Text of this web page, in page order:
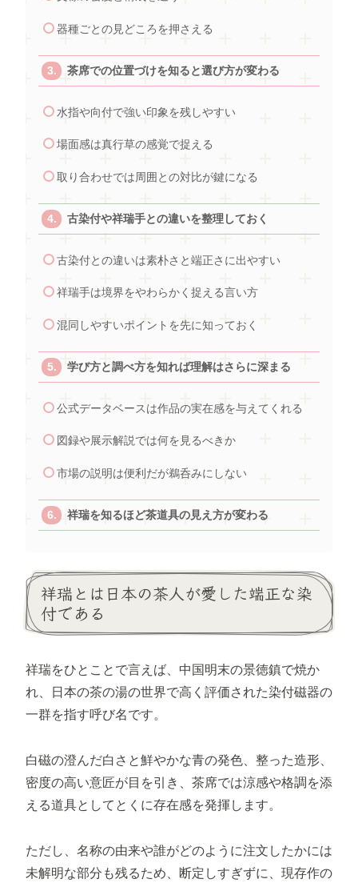
器種ごとの見どころを押さえる
茶席での位置づけを知ると選び方が変わる
水指や向付で強い印象を残しやすい
場面感は真行草の感覚で捉える
取り合わせでは周囲との対比が鍵になる
古染付や祥瑞手との違いを整理しておく
古染付との違いは素朴さと端正さに出やすい
祥瑞手は境界をやわらかく捉える言い方
混同しやすいポイントを先に知っておく
学び方と調べ方を知れば理解はさらに深まる
公式データベースは作品の実在感を与えてくれる
図録や展示解説では何を見るべきか
市場の説明は便利だが鵜呑みにしない
祥瑞を知るほど茶道具の見え方が変わる
祥瑞とは日本の茶人が愛した端正な染
付である
祥瑞をひとことで言えば、中国明末の景徳鎮で焼か
れ、日本の茶の湯の世界で高く評価された染付磁器の
一群を指す呼び名です。
白磁の澄んだ白さと鮮やかな青の発色、整った造形、
密度の高い意匠が目を引き、茶席では涼感や格調を添
える道具としてとくに存在感を発揮します。
ただし、名称の由来や誰がどのように注文したかには
未解明な部分も残るため、断定しすぎずに、現存作の